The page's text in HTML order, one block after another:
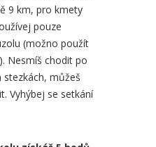
9 km, pro kmety
pouze
(možno použít
Nesmíš chodit po
stezkách, můžeš
Vyhýbej se setkání